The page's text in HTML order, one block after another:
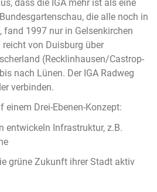
dass die IGA mehr ist als eine
die alle noch in
fand 1997 nur in Gelsenkirchen
von Duisburg über
(Recklinhausen/Castrop-
nach Lünen. Der IGA Radweg
verbinden.
einem Drei-Ebenen-Konzept:
entwickeln Infrastruktur, z.B.
grüne Zukunft ihrer Stadt aktiv